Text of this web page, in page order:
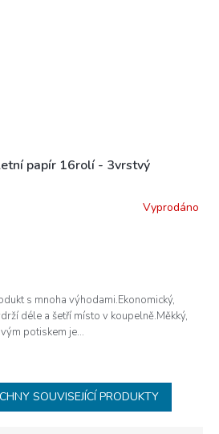
papír 16rolí - 3vrstvý
Vyprodáno
s mnoha výhodami.Ekonomický,
déle a šetří místo v koupelně.Měkký,
potiskem je...
SOUVISEJÍCÍ PRODUKTY